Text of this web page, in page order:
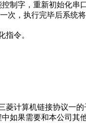
制字，重新初始化串
次，执行完毕后系统
指令。
菱计算机链接协议一
如果需要和本公司